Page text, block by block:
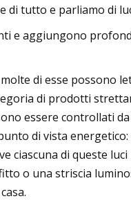
di tutto e parliamo di
e aggiungono
di esse possono
di prodotti
essere controllati
di vista energetico:
ciascuna di queste
o una striscia